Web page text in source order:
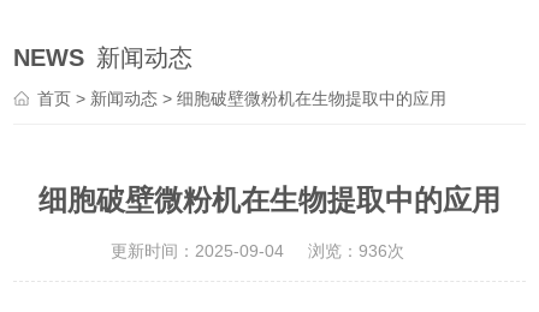
NEWS 新闻动态
首页 > 新闻动态 > 细胞破壁微粉机在生物提取中的应用
细胞破壁微粉机在生物提取中的应用
更新时间：2025-09-04 浏览：936次